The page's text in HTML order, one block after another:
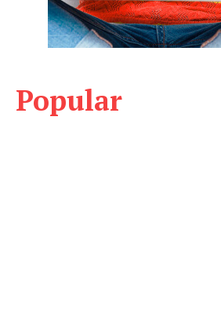
Popular